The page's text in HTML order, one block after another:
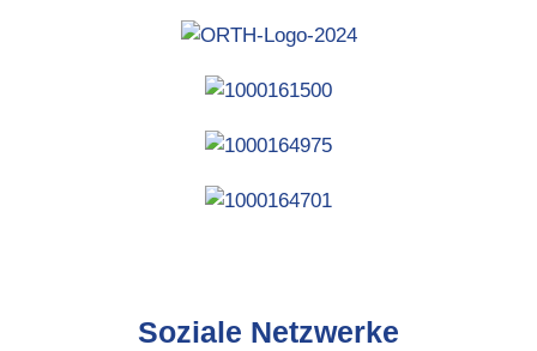
Soziale Netzwerke